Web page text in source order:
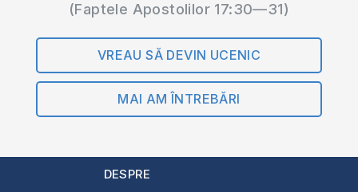
(Faptele Apostolilor 17:30—31)
VREAU SĂ DEVIN UCENIC
MAI AM ÎNTREBĂRI
DESPRE